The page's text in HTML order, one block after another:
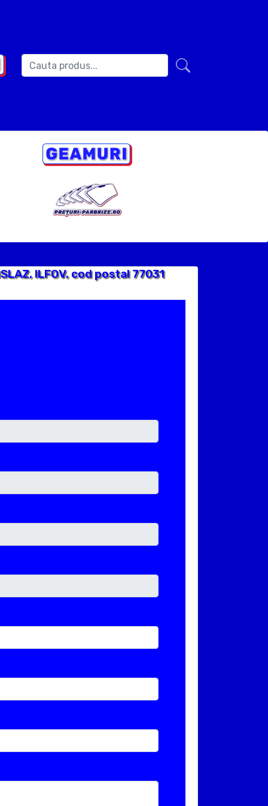
ILFOV, cod postal 77031